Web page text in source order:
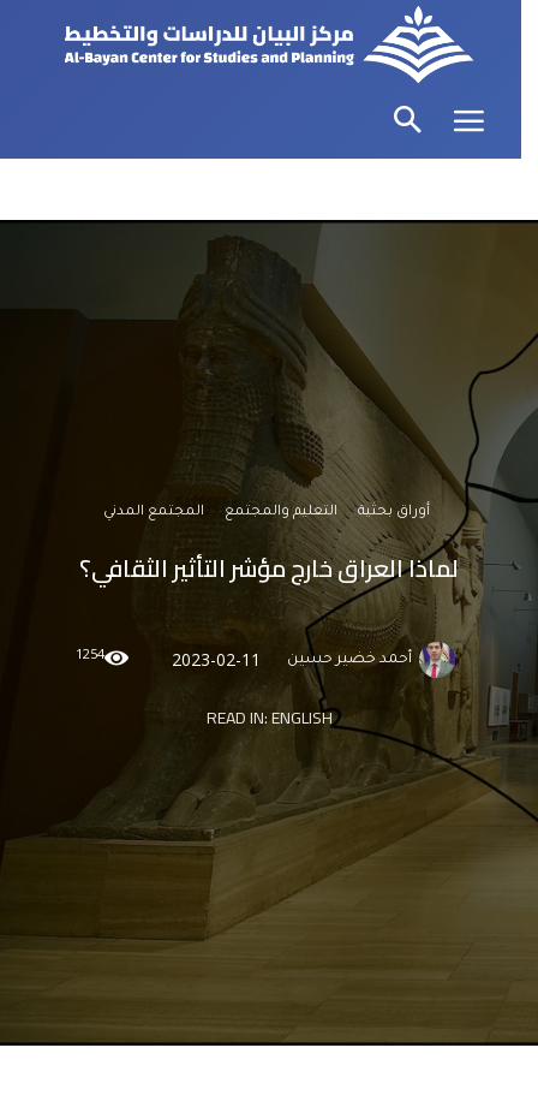
أوراق بحثية التعليم والمجتمع المجتمع المدني
لماذا العراق خارج مؤشر التأثير الثقافي؟
أحمد خضير حسين 2023-02-11
1254
READ IN:ENGLISH